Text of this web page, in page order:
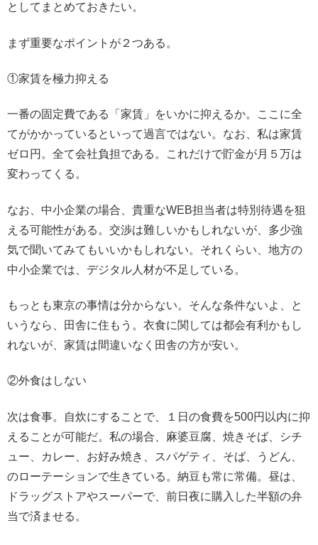
としてまとめておきたい。
まず重要なポイントが２つある。
①家賃を極力抑える
一番の固定費である「家賃」をいかに抑えるか。ここに全
てがかかっているといって過言ではない。なお、私は家賃
ゼロ円。全て会社負担である。これだけで貯金が月５万は
変わってくる。
なお、中小企業の場合、貴重なWEB担当者は特別待遇を狙
える可能性がある。交渉は難しいかもしれないが、多少強
気で聞いてみてもいいかもしれない。それくらい、地方の
中小企業では、デジタル人材が不足している。
もっとも東京の事情は分からない。そんな条件ないよ、と
いうなら、田舎に住もう。衣食に関しては都会有利かもし
れないが、家賃は間違いなく田舎の方が安い。
②外食はしない
次は食事。自炊にすることで、１日の食費を500円以内に抑
えることが可能だ。私の場合、麻婆豆腐、焼きそば、シチ
ュー、カレー、お好み焼き、スパゲティ、そば、うどん、
のローテーションで生きている。納豆も常に常備。昼は、
ドラッグストアやスーパーで、前日夜に購入した半額の弁
当で済ませる。